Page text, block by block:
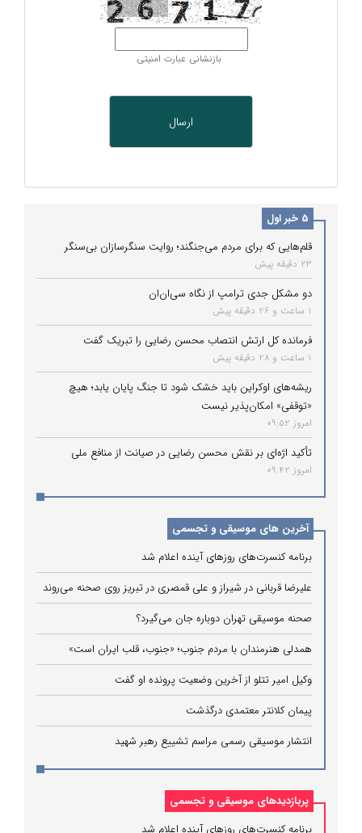
بازنشانی عبارت امنیتی
5 خبر اول
قلم‌هایی که برای مردم می‌جنگند؛ روایت سنگرسازان بی‌سنگر
23 دقیقه پیش
دو مشکل جدی ترامپ از نگاه سی‌ان‌ان
1 ساعت و 26 دقیقه پیش
فرمانده کل ارتش انتصاب محسن رضایی را تبریک گفت
1 ساعت و 28 دقیقه پیش
ریشه‌های اوکراین باید خشک شود تا جنگ پایان یابد؛ هیچ
«توقفی» امکان‌پذیر نیست
امروز 09:52
تأکید اژه‌ای بر نقش محسن رضایی در صیانت از منافع ملی
امروز 09:42
آخرین های موسیقی و تجسمی
برنامه کنسرت‌های روزهای آینده اعلام شد
علیرضا قربانی در شیراز و علی قمصری در تبریز روی صحنه می‌روند
صحنه موسیقی تهران دوباره جان می‌گیرد؟
همدلی هنرمندان با مردم جنوب؛ «جنوب، قلب ایران است»
وکیل امیر تتلو از آخرین وضعیت پرونده او گفت
پیمان کلانتر معتمدی درگذشت
انتشار موسیقی رسمی مراسم تشییع رهبر شهید
پربازدیدهای موسیقی و تجسمی
برنامه کنسرت‌های روزهای آینده اعلام شد